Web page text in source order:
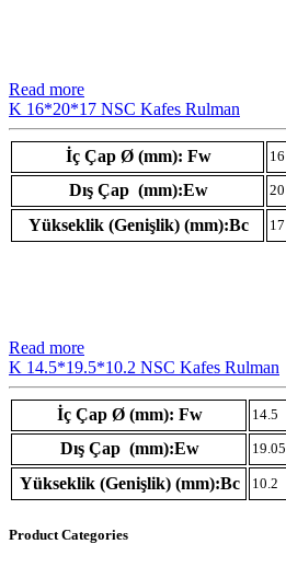
Read more
K 16*20*17 NSC Kafes Rulman
İç Çap Ø (mm): Fw 16
Dış Çap (mm):Ew 20
Yükseklik (Genişlik) (mm):Bc 17
Read more
K 14.5*19.5*10.2 NSC Kafes Rulman
İç Çap Ø (mm): Fw 14.5
Dış Çap (mm):Ew 19.05
Yükseklik (Genişlik) (mm):Bc 10.2
Product Categories